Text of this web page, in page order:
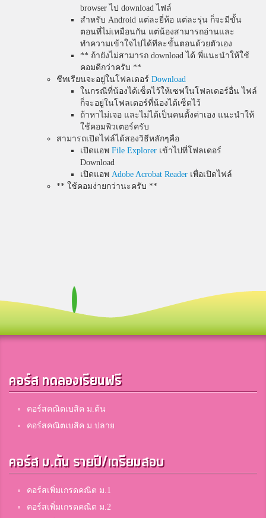
browser ไป download ไฟล์
สำหรับ Android แต่ละยี่ห้อ แต่ละรุ่น ก็จะมีขั้น
ตอนที่ไม่เหมือนกัน แต่น้องสามารถอ่านและ
ทำความเข้าใจไปได้ทีละขั้นตอนด้วยตัวเอง
** ถ้ายังไม่สามารถ download ได้ พี่แนะนำให้ใช้
คอมดีกว่าครับ **
ชีทเรียนจะอยู่ในโฟลเดอร์ Download
ในกรณีที่น้องได้เซ็ตไว้ให้เซฟในโฟลเดอร์อื่น ไฟล์
ก็จะอยู่ในโฟลเดอร์ที่น้องได้เซ็ตไว้
ถ้าหาไม่เจอ และไม่ได้เป็นคนตั้งค่าเอง แนะนำให้
ใช้คอมพิวเตอร์ครับ
สามารถเปิดไฟล์ได้สองวิธีหลักๆคือ
เปิดแอพ File Explorer เข้าไปที่โฟลเดอร์
Download
เปิดแอพ Adobe Acrobat Reader เพื่อเปิดไฟล์
** ใช้คอมง่ายกว่านะครับ **
คอร์ส ทดลองเรียนฟรี
คอร์สคณิตเบสิค ม.ต้น
คอร์สคณิตเบสิค ม.ปลาย
คอร์ส ม.ต้น รายปี/เตรียมสอบ
คอร์สเพิ่มเกรดคณิต ม.1
คอร์สเพิ่มเกรดคณิต ม.2